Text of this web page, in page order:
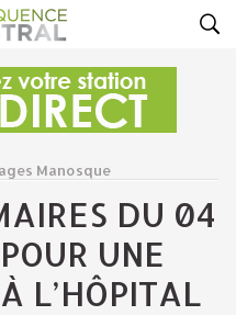
Manosque
DU 04
UNE
L’HÔPITAL